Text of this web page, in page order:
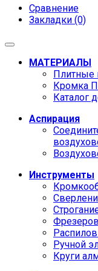
Сравнение
Закладки (0)
МАТЕРИАЛЫ
Плитные
Кромка
Каталог
Аспирация
Инструменты
Ручной
Круги